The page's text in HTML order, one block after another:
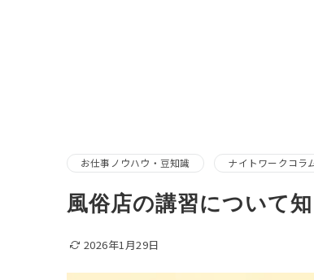
お仕事ノウハウ・豆知識 ナイトワークコラ
風俗店の講習について
2026年1月29日